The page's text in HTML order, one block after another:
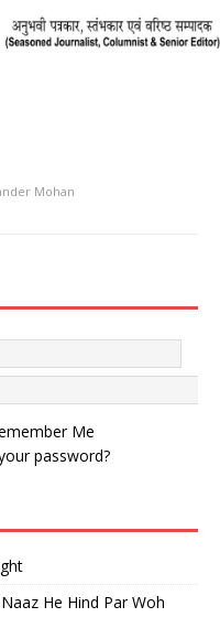
Mohan
Me
password?
Naaz He Hind Par Woh